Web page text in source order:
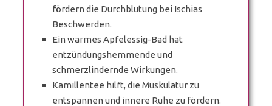
fördern die Durchblutung bei Ischias
Beschwerden.
Ein warmes Apfelessig-Bad hat
entzündungshemmende und
schmerzlindernde Wirkungen.
Kamillentee hilft, die Muskulatur zu
entspannen und innere Ruhe zu fördern.